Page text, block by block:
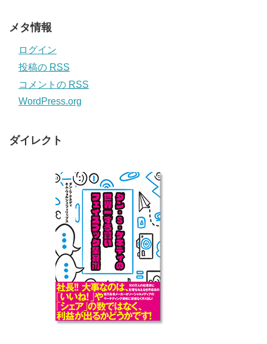
メタ情報
ログイン
投稿の RSS
コメントの RSS
WordPress.org
ダイレクト